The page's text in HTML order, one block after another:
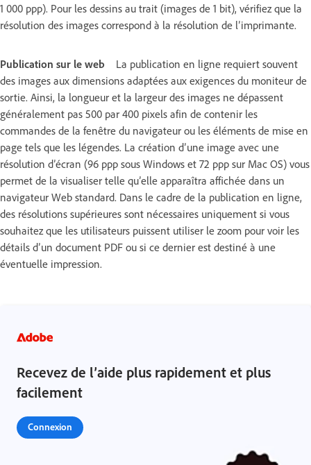
1 000 ppp). Pour les dessins au trait (images de 1 bit), vérifiez que la
résolution des images correspond à la résolution de l’imprimante.
Publication sur le web
La publication en ligne requiert souvent
des images aux dimensions adaptées aux exigences du moniteur de
sortie. Ainsi, la longueur et la largeur des images ne dépassent
généralement pas 500 par 400 pixels afin de contenir les
commandes de la fenêtre du navigateur ou les éléments de mise en
page tels que les légendes. La création d’une image avec une
résolution d’écran (96 ppp sous Windows et 72 ppp sur Mac OS) vous
permet de la visualiser telle qu’elle apparaîtra affichée dans un
navigateur Web standard. Dans le cadre de la publication en ligne,
des résolutions supérieures sont nécessaires uniquement si vous
souhaitez que les utilisateurs puissent utiliser le zoom pour voir les
détails d’un document PDF ou si ce dernier est destiné à une
éventuelle impression.
Recevez de l’aide plus rapidement et plus
facilement
Connexion